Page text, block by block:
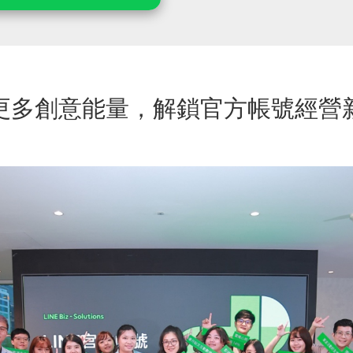
多創意能量，解鎖官方帳號經營